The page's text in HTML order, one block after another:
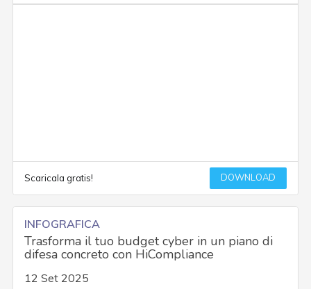
Scaricala gratis! DOWNLOAD
INFOGRAFICA
Trasforma il tuo budget cyber in un piano di
difesa concreto con HiCompliance
12 Set 2025